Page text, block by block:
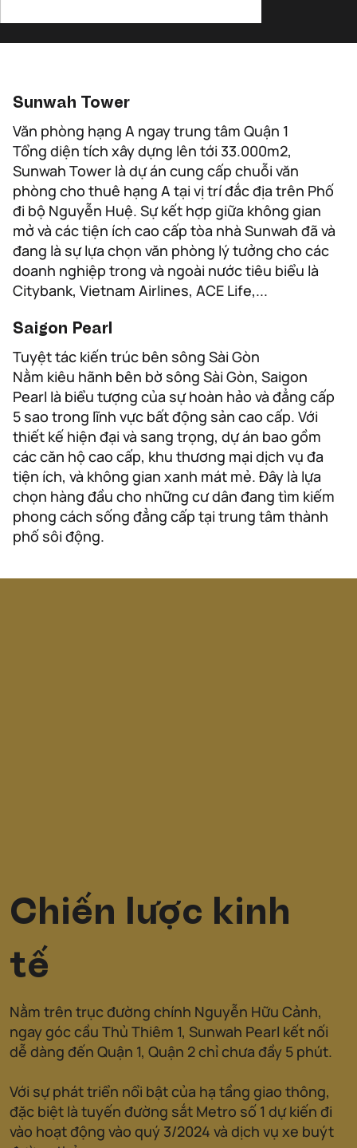
Chiến lược kinh
tế
Nằm trên trục đường chính Nguyễn Hữu Cảnh,
ngay góc cầu Thủ Thiêm 1, Sunwah Pearl kết nối
dễ dàng đến Quận 1, Quận 2 chỉ chưa đầy 5 phút.
Với sự phát triển nổi bật của hạ tầng giao thông,
đặc biệt là tuyến đường sắt Metro số 1 dự kiến đi
vào hoạt động vào quý 3/2024 và dịch vụ xe buýt
Sunwah Tower
Văn phòng hạng A ngay trung tâm Quận 1
Tổng diện tích xây dựng lên tới 33.000m2,
Sunwah Tower là dự án cung cấp chuỗi văn
phòng cho thuê hạng A tại vị trí đắc địa trên Phố
đi bộ Nguyễn Huệ. Sự kết hợp giữa không gian
mở và các tiện ích cao cấp tòa nhà Sunwah đã và
đang là sự lựa chọn văn phòng lý tưởng cho các
doanh nghiệp trong và ngoài nước tiêu biểu là
Citybank, Vietnam Airlines, ACE Life,...
Saigon Pearl
Tuyệt tác kiến trúc bên sông Sài Gòn
Nằm kiêu hãnh bên bờ sông Sài Gòn, Saigon
Pearl là biểu tượng của sự hoàn hảo và đẳng cấp
5 sao trong lĩnh vực bất động sản cao cấp. Với
thiết kế hiện đại và sang trọng, dự án bao gồm
các căn hộ cao cấp, khu thương mại dịch vụ đa
tiện ích, và không gian xanh mát mẻ. Đây là lựa
chọn hàng đầu cho những cư dân đang tìm kiếm
phong cách sống đẳng cấp tại trung tâm thành
phố sôi động.